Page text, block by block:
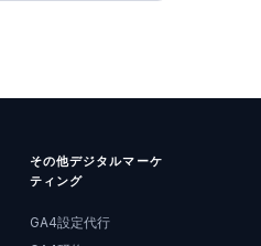
その他デジタルマーケ
ティング
GA4設定代行